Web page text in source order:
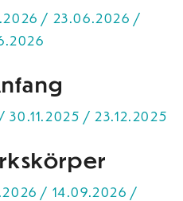
/ 23.06.2026 /
30.11.2025 / 23.12.2025
/ 14.09.2026 /